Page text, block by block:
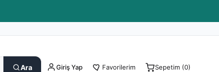
Ara Giriş Yap Favorilerim Sepetim (0)